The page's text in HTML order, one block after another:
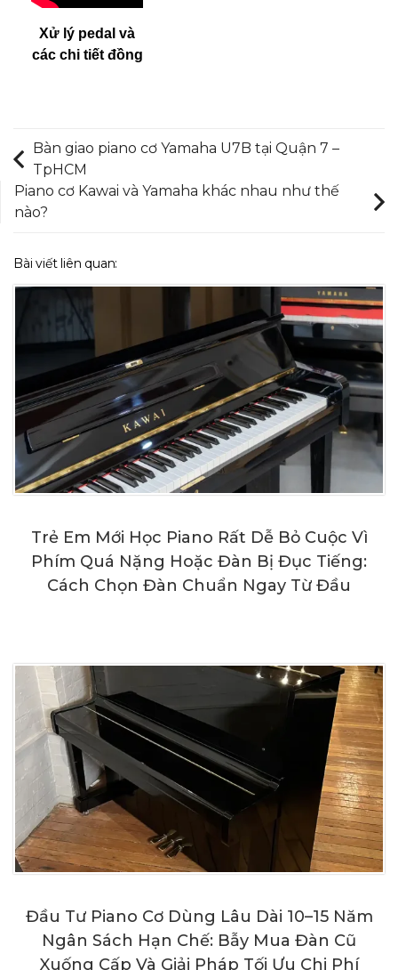
Xử lý pedal và
các chi tiết đồng
Bàn giao piano cơ Yamaha U7B tại Quận 7 –
TpHCM
Piano cơ Kawai và Yamaha khác nhau như thế
nào?
Bài viết liên quan:
Trẻ Em Mới Học Piano Rất Dễ Bỏ Cuộc Vì
Phím Quá Nặng Hoặc Đàn Bị Đục Tiếng:
Cách Chọn Đàn Chuẩn Ngay Từ Đầu
Đầu Tư Piano Cơ Dùng Lâu Dài 10–15 Năm
Ngân Sách Hạn Chế: Bẫy Mua Đàn Cũ
Xuống Cấp Và Giải Pháp Tối Ưu Chi Phí